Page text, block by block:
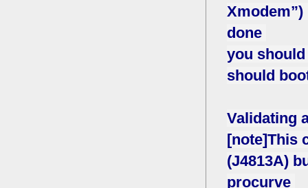
done
you
should
Validating
[note]This
(J4813A)
procurve